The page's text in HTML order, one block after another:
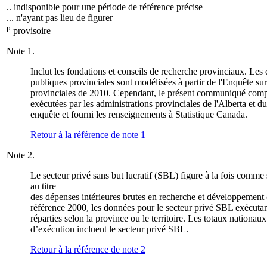
.. indisponible pour une période de référence précise
... n'ayant pas lieu de figurer
p provisoire
Note 1.
Inclut les fondations et conseils de recherche provinciaux.
publiques provinciales sont modélisées à partir de l'Enquête
provinciales de 2010. Cependant, le présent communiqué
exécutées par les administrations provinciales de l'Alberta et
enquête et fourni les renseignements à Statistique Canada.
Retour à la référence de note 1
Note 2.
Le secteur privé sans but lucratif (SBL) figure à la fois comme
au titre
des dépenses intérieures brutes en recherche et
référence 2000, les données pour le secteur privé SBL
réparties selon la province ou le territoire. Les totaux
d’exécution incluent le secteur privé SBL.
Retour à la référence de note 2